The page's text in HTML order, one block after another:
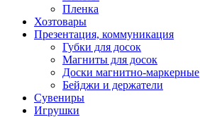
Пленка
Хозтовары
Презентация, коммуникация
Губки для досок
Магниты для досок
Доски магнитно-маркерные
Бейджи и держатели
Сувениры
Игрушки